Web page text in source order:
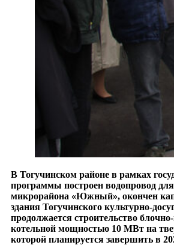
В Тогучинском районе в рамках
программы построен водопровод
микрорайона «Южный», окончен
здания Тогучинского культурно-
продолжается строительство
котельной мощностью 10 МВт на
которой планируется завершить в